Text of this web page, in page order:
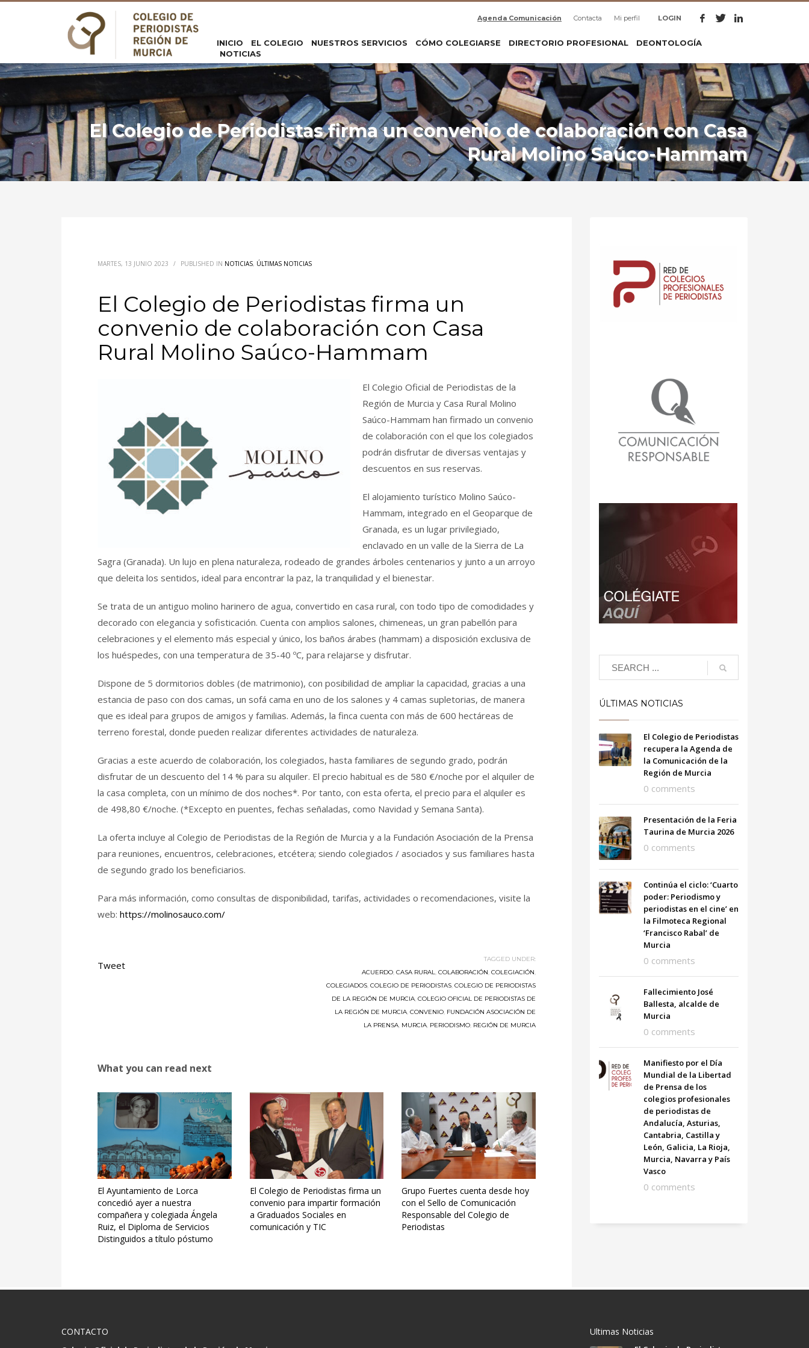
Agenda Comunicación Contacta Mi perfil LOGIN
INICIO EL COLEGIO NUESTROS SERVICIOS CÓMO COLEGIARSE DIRECTORIO PROFESIONAL
DEONTOLOGÍA
NOTICIAS
El Colegio de Periodistas firma un convenio de colaboración con Casa
Rural Molino Saúco-Hammam
MARTES, 13 JUNIO 2023 / PUBLISHED IN NOTICIAS, ÚLTIMAS NOTICIAS
El Colegio de Periodistas firma un
convenio de colaboración con Casa
Rural Molino Saúco-Hammam
El Colegio Oficial de Periodistas de la
Región de Murcia y Casa Rural Molino
Saúco-Hammam han firmado un convenio
de colaboración con el que los colegiados
podrán disfrutar de diversas ventajas y
descuentos en sus reservas.
El alojamiento turístico Molino Saúco-
Hammam, integrado en el Geoparque de
Granada, es un lugar privilegiado,
enclavado en un valle de la Sierra de La
Sagra (Granada). Un lujo en plena naturaleza, rodeado de grandes árboles centenarios y junto a un arroyo
que deleita los sentidos, ideal para encontrar la paz, la tranquilidad y el bienestar.
Se trata de un antiguo molino harinero de agua, convertido en casa rural, con todo tipo de comodidades y
decorado con elegancia y sofisticación. Cuenta con amplios salones, chimeneas, un gran pabellón para
celebraciones y el elemento más especial y único, los baños árabes (hammam) a disposición exclusiva de
los huéspedes, con una temperatura de 35-40 ºC, para relajarse y disfrutar.
Dispone de 5 dormitorios dobles (de matrimonio), con posibilidad de ampliar la capacidad, gracias a una
estancia de paso con dos camas, un sofá cama en uno de los salones y 4 camas supletorias, de manera
que es ideal para grupos de amigos y familias. Además, la finca cuenta con más de 600 hectáreas de
terreno forestal, donde pueden realizar diferentes actividades de naturaleza.
Gracias a este acuerdo de colaboración, los colegiados, hasta familiares de segundo grado, podrán
disfrutar de un descuento del 14 % para su alquiler. El precio habitual es de 580 €/noche por el alquiler de
la casa completa, con un mínimo de dos noches*. Por tanto, con esta oferta, el precio para el alquiler es
de 498,80 €/noche. (*Excepto en puentes, fechas señaladas, como Navidad y Semana Santa).
La oferta incluye al Colegio de Periodistas de la Región de Murcia y a la Fundación Asociación de la Prensa
para reuniones, encuentros, celebraciones, etcétera; siendo colegiados / asociados y sus familiares hasta
de segundo grado los beneficiarios.
Para más información, como consultas de disponibilidad, tarifas, actividades o recomendaciones, visite la
web: https://molinosauco.com/
Tweet
TAGGED UNDER:
ACUERDO, CASA RURAL, COLABORACIÓN, COLEGIACIÓN,
COLEGIADOS, COLEGIO DE PERIODISTAS, COLEGIO DE PERIODISTAS
DE LA REGIÓN DE MURCIA, COLEGIO OFICIAL DE PERIODISTAS DE
LA REGIÓN DE MURCIA, CONVENIO, FUNDACIÓN ASOCIACIÓN DE
LA PRENSA, MURCIA, PERIODISMO, REGIÓN DE MURCIA
What you can read next
El Ayuntamiento de Lorca
concedió ayer a nuestra
compañera y colegiada Ángela
Ruiz, el Diploma de Servicios
Distinguidos a título póstumo
El Colegio de Periodistas firma un
convenio para impartir formación
a Graduados Sociales en
comunicación y TIC
Grupo Fuertes cuenta desde hoy
con el Sello de Comunicación
Responsable del Colegio de
Periodistas
ÚLTIMAS NOTICIAS
El Colegio de Periodistas
recupera la Agenda de
la Comunicación de la
Región de Murcia
0 comments
Presentación de la Feria
Taurina de Murcia 2026
0 comments
Continúa el ciclo: ‘Cuarto
poder: Periodismo y
periodistas en el cine’ en
la Filmoteca Regional
‘Francisco Rabal’ de
Murcia
0 comments
Fallecimiento José
Ballesta, alcalde de
Murcia
0 comments
Manifiesto por el Día
Mundial de la Libertad
de Prensa de los
colegios profesionales
de periodistas de
Andalucía, Asturias,
Cantabria, Castilla y
León, Galicia, La Rioja,
Murcia, Navarra y País
Vasco
0 comments
CONTACTO Ultimas Noticias